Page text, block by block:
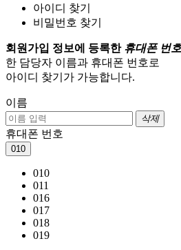
아이디 찾기
비밀번호 찾기
회원가입 정보에 등록한 휴대폰 번호
한 담당자 이름과 휴대폰 번호로
아이디 찾기가 가능합니다.
이름
삭제
휴대폰 번호
010
010
011
016
017
018
019